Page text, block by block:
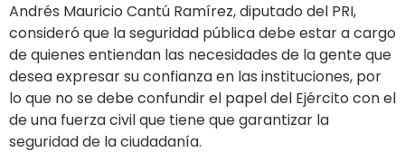
Andrés Mauricio Cantú Ramírez, diputado del PRI,
consideró que la seguridad pública debe estar a cargo
de quienes entiendan las necesidades de la gente que
desea expresar su confianza en las instituciones, por
lo que no se debe confundir el papel del Ejército con el
de una fuerza civil que tiene que garantizar la
seguridad de la ciudadanía.